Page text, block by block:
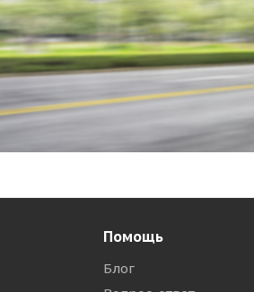
Помощь
Блог